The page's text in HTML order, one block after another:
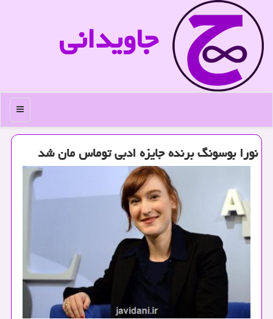
جاویدانی
منو
نورا بوسونگ برنده جایزه ادبی توماس مان شد